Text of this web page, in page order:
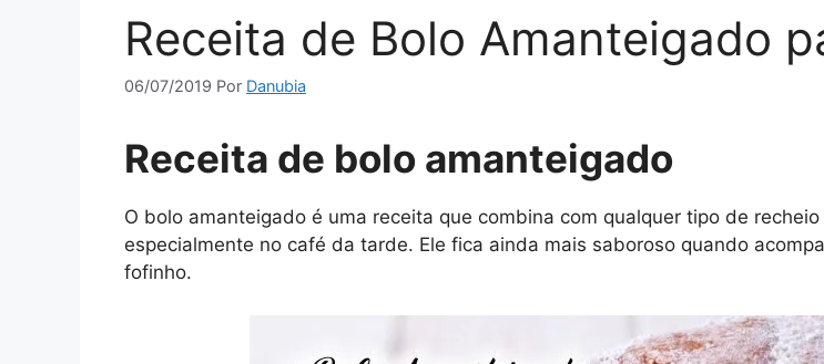
Receita de Bolo Amanteigado
06/07/2019 Por Danubia
Receita de bolo amanteigado
O bolo amanteigado é uma receita que combina com qualquer tipo de
especialmente no café da tarde. Ele fica ainda mais saboroso quando
fofinho.